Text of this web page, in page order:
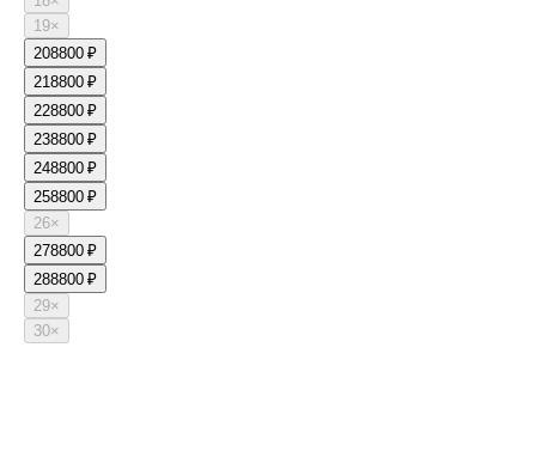
19×
208800 ₽
218800 ₽
228800 ₽
238800 ₽
248800 ₽
258800 ₽
26×
278800 ₽
288800 ₽
29×
30×